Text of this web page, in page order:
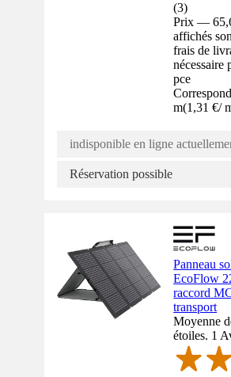
(3)
Prix —
affichés
frais de
nécessaire
pce
m(1,31 €/
indisponible en ligne
Réservation possible
Panneau
EcoFlow
raccord
transport
Moyenne
étoiles. 1